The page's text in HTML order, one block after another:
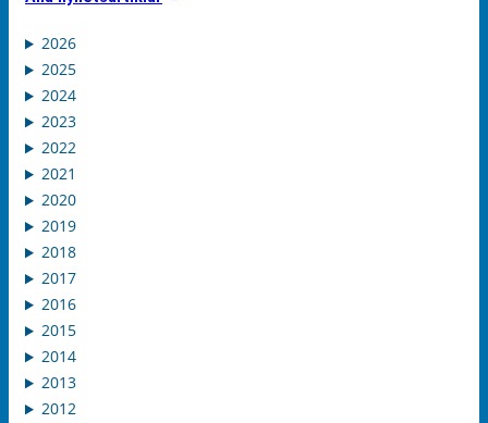
2026
2025
2024
2023
2022
2021
2020
2019
2018
2017
2016
2015
2014
2013
2012